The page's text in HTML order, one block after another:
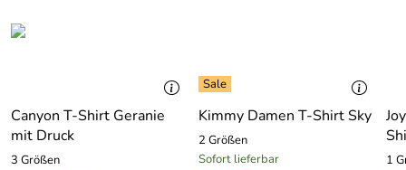
Canyon T-Shirt Geranie
mit Druck
3 Größen
Kimmy Damen T-Shirt Sky
2 Größen
Sofort lieferbar
1